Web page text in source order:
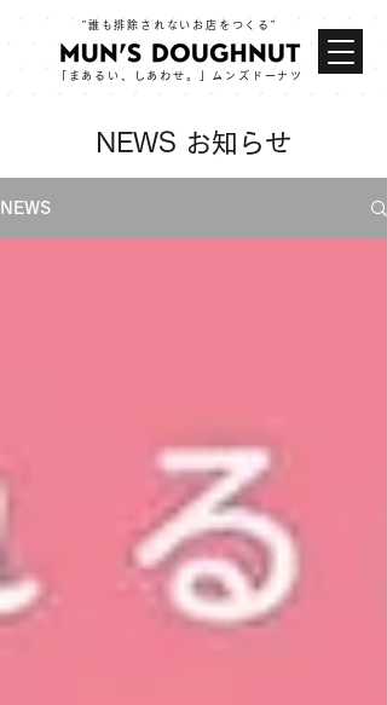
「まあるい、しあわせ。」​ムンズドーナツ
​”誰も排除されないお店をつくる”
NEWS お知らせ
NEWS